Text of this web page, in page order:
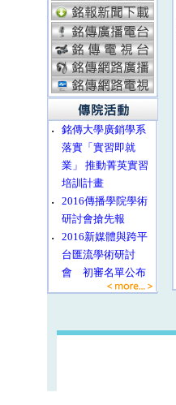
‧
銘傳大學廣銷學系
落實「實習即就
業」 推動菁英實習
培訓計畫
‧
2016傳播學院學術
研討會搶先報
‧
2016新媒體與跨平
台匯流學術研討
會 初審名單公布